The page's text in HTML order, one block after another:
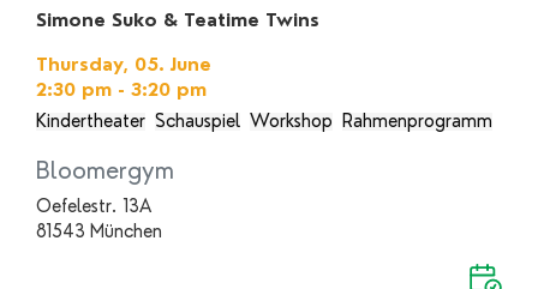
Simone Suko & Teatime Twins
Thursday, 05. June
2:30 pm - 3:20 pm
Kindertheater Schauspiel Workshop Rahmenprogramm
Bloomergym
Oefelestr. 13A
81543 München